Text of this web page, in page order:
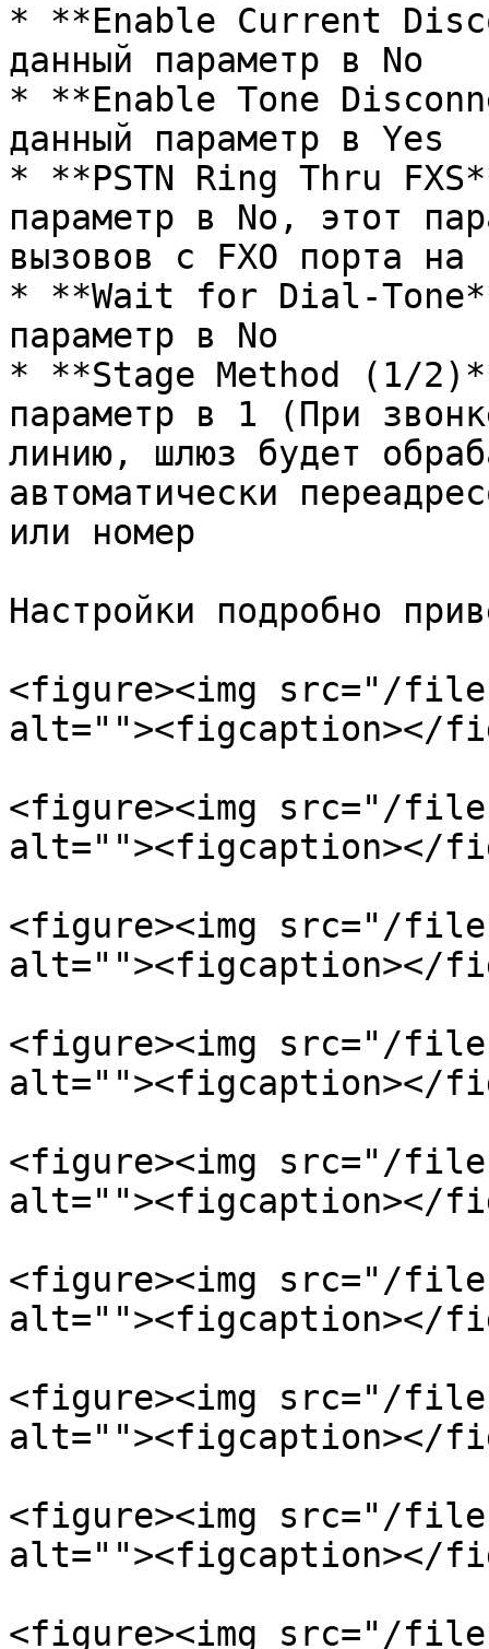
* **Enable Current
данный параметр в No
* **Enable Tone
данный параметр в Yes
* **PSTN Ring Thru
параметр в No, этот
вызовов с FXO порта на
* **Wait for Dial-Tone**
параметр в No
* **Stage Method (1/
параметр в 1 (При
линию, шлюз будет
автоматически
или номер
Настройки подробно
<figure><img src="/files/
alt=""><figcaption></
<figure><img src="/
alt=""><figcaption></
<figure><img src="/
alt=""><figcaption></
<figure><img src="/files/
alt=""><figcaption></
<figure><img src="/files/
alt=""><figcaption></
<figure><img src="/files/
alt=""><figcaption></
<figure><img src="/files/
alt=""><figcaption></
<figure><img src="/files/
alt=""><figcaption></
<figure><img src="/